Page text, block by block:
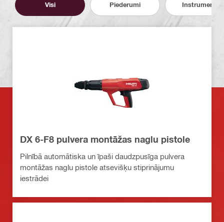
Visi Piederumi Instrumenti
DX 6-F8 pulvera montāžas naglu pistole
Pilnībā automātiska un īpaši daudzpusīga pulvera
montāžas naglu pistole atsevišķu stiprinājumu
iestrādei